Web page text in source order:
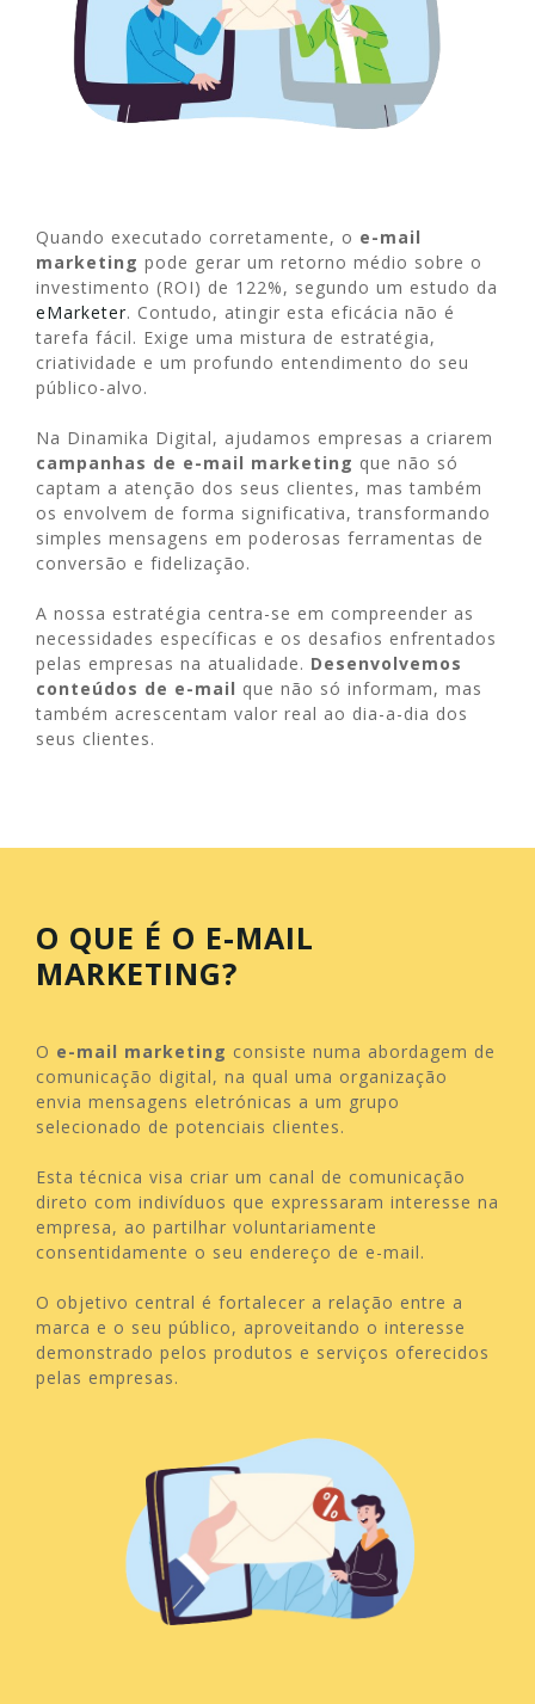
Quando executado corretamente, o e-mail
marketing pode gerar um retorno médio sobre o
investimento (ROI) de 122%, segundo um estudo da
eMarketer. Contudo, atingir esta eficácia não é
tarefa fácil. Exige uma mistura de estratégia,
criatividade e um profundo entendimento do seu
público-alvo.
Na Dinamika Digital, ajudamos empresas a criarem
campanhas de e-mail marketing que não só
captam a atenção dos seus clientes, mas também
os envolvem de forma significativa, transformando
simples mensagens em poderosas ferramentas de
conversão e fidelização.
A nossa estratégia centra-se em compreender as
necessidades específicas e os desafios enfrentados
pelas empresas na atualidade. Desenvolvemos
conteúdos de e-mail que não só informam, mas
também acrescentam valor real ao dia-a-dia dos
seus clientes.
O QUE É O E-MAIL
MARKETING?
O e-mail marketing consiste numa abordagem de
comunicação digital, na qual uma organização
envia mensagens eletrónicas a um grupo
selecionado de potenciais clientes.
Esta técnica visa criar um canal de comunicação
direto com indivíduos que expressaram interesse na
empresa, ao partilhar voluntariamente
consentidamente o seu endereço de e-mail.
O objetivo central é fortalecer a relação entre a
marca e o seu público, aproveitando o interesse
demonstrado pelos produtos e serviços oferecidos
pelas empresas.